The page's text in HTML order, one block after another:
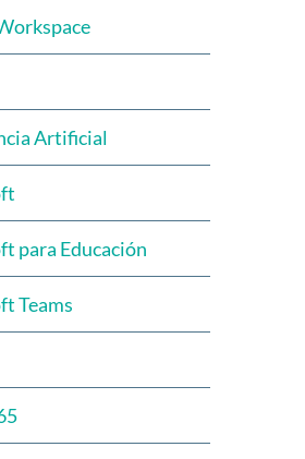
Artificial
para Educación
Teams